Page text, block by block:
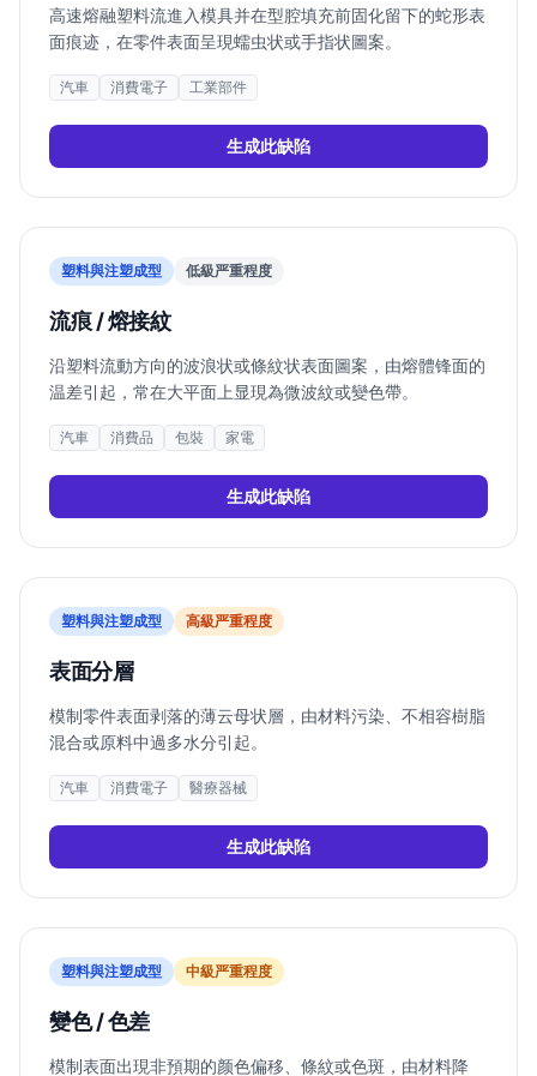
高速熔融塑料流進入模具并在型腔填充前固化留下的蛇形表
面痕迹，在零件表面呈現蠕虫状或手指状圖案。
汽車 消費電子 工業部件
生成此缺陷
塑料與注塑成型 低級严重程度
流痕 / 熔接紋
沿塑料流動方向的波浪状或條紋状表面圖案，由熔體锋面的
温差引起，常在大平面上显現為微波紋或變色帶。
汽車 消費品 包裝 家電
生成此缺陷
塑料與注塑成型 高級严重程度
表面分層
模制零件表面剥落的薄云母状層，由材料污染、不相容樹脂
混合或原料中過多水分引起。
汽車 消費電子 醫療器械
生成此缺陷
塑料與注塑成型 中級严重程度
變色 / 色差
模制表面出現非預期的颜色偏移、條紋或色斑，由材料降